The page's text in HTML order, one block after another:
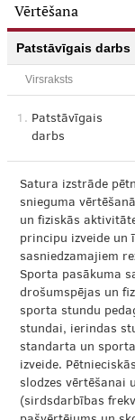
Vērtēšana
Patstāvīgais darbs
Virsraksts
1. Patstāvīgais
darbs
Satura izstrāde
snieguma
un fiziskās
principu izveide un
sasniedzamajiem
Sporta pasākuma
drošumspējas un
sporta stundu
stundai, ierindas
standarta un
izveide.
slodzes vērtēšanai
(sirdsdarbības